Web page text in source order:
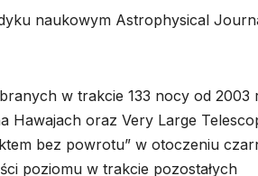
naukowym Astrophysical
w trakcie 133 nocy od 2003
Hawajach oraz Very Large
bez powrotu” w otoczeniu
poziomu w trakcie pozostałych